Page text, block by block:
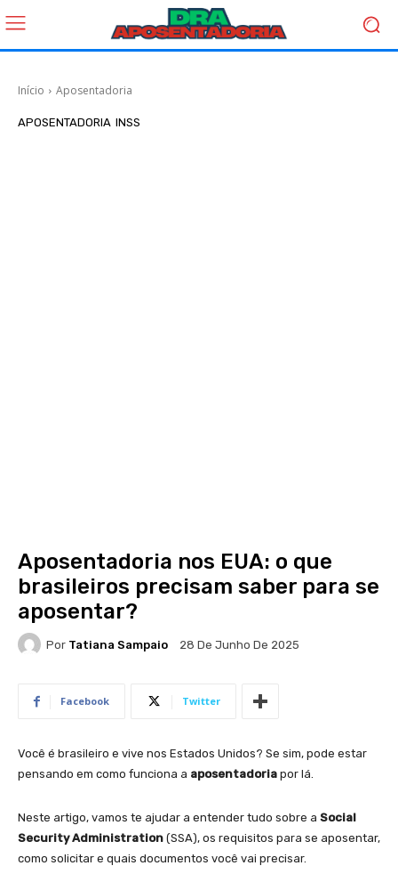
Início Aposentadoria
APOSENTADORIA INSS
Aposentadoria nos EUA: o que
brasileiros precisam saber para se
aposentar?
Por Tatiana Sampaio 28 De Junho De 2025
Facebook Twitter
Você é brasileiro e vive nos Estados Unidos? Se sim, pode estar
pensando em como funciona a aposentadoria por lá.
Neste artigo, vamos te ajudar a entender tudo sobre a Social
Security Administration (SSA), os requisitos para se aposentar,
como solicitar e quais documentos você vai precisar.